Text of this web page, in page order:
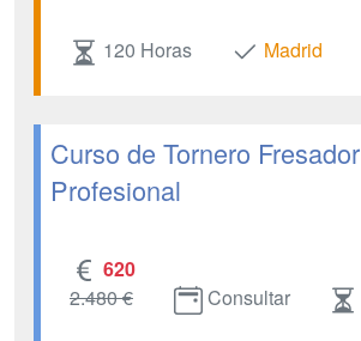
120 Horas Madrid
Curso de Tornero Fresador
Profesional
620
2.480 €
Consultar